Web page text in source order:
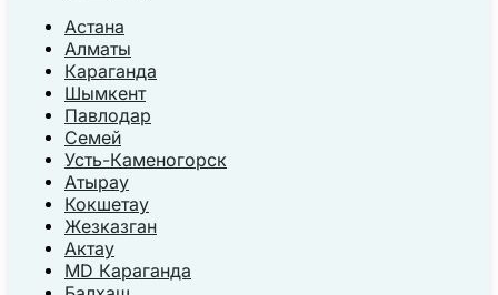
Астана
Алматы
Караганда
Шымкент
Павлодар
Семей
Усть-Каменогорск
Атырау
Кокшетау
Жезказган
Актау
MD Караганда